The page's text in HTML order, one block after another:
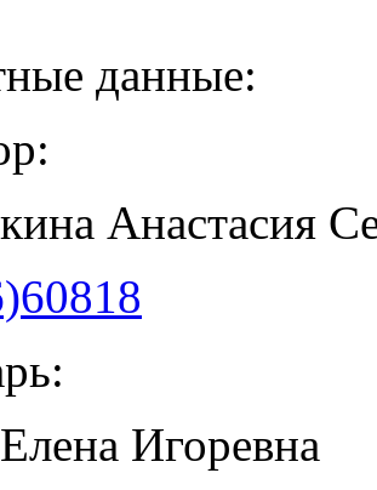
данные:
Анастасия
Игоревна